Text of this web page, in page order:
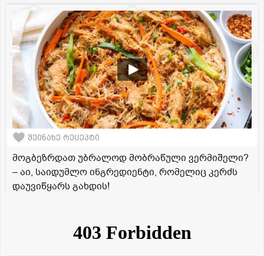
შეინახე რეცეპტი
მოგბეზრდათ უბრალოდ მობრაწული ვერმიშელი?
– აი, საიდუმლო ინგრედიენტი, რომელიც კერძს
დაუვიწყარს გახდის!